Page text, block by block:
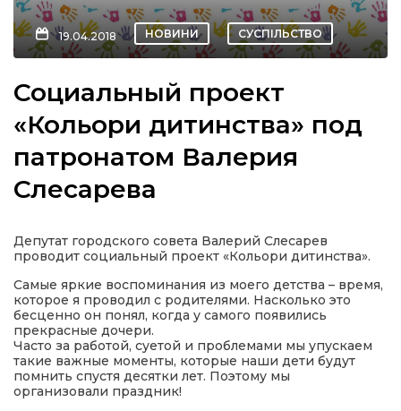
політика
місія
19.04.2018 НОВИНИ СУСПІЛЬСТВО
Социальный проект
«Кольори дитинства» под
патронатом Валерия
Слесарева
Депутат городского совета Валерий Слесарев
проводит социальный проект «Кольори дитинства».
Самые яркие воспоминания из моего детства – время,
которое я проводил с родителями. Насколько это
бесценно он понял, когда у самого появились
прекрасные дочери.
Часто за работой, суетой и проблемами мы упускаем
такие важные моменты, которые наши дети будут
помнить спустя десятки лет. Поэтому мы
организовали праздник!